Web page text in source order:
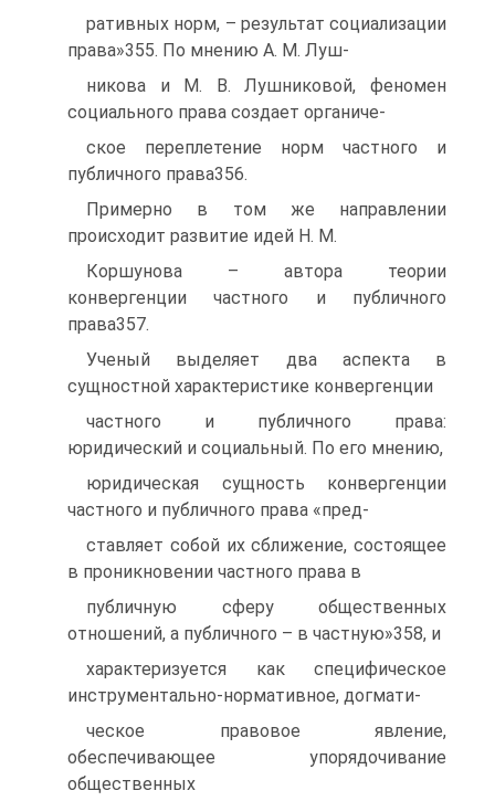
ративных норм, – результат социализации
права»355. По мнению А. М. Луш-
никова и М. В. Лушниковой, феномен
социального права создает органиче-
ское переплетение норм частного и
публичного права356.
Примерно в том же направлении
происходит развитие идей Н. М.
Коршунова – автора теории
конвергенции частного и публичного
права357.
Ученый выделяет два аспекта в
сущностной характеристике конвергенции
частного и публичного права:
юридический и социальный. По его мнению,
юридическая сущность конвергенции
частного и публичного права «пред-
ставляет собой их сближение, состоящее
в проникновении частного права в
публичную сферу общественных
отношений, а публичного – в частную»358, и
характеризуется как специфическое
инструментально-нормативное, догмати-
ческое правовое явление,
обеспечивающее упорядочивание
общественных